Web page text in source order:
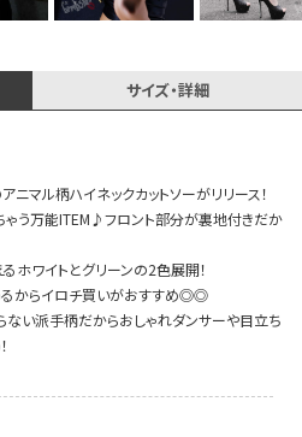
サイズ・詳細
マル柄ハイネックカットソーがリリース！
ゃう万能ITEM♪フロント部分が裏地付きだか
ホワイトとグリーンの2色展開！
るからイロチ買いがおすすめ◎◎
ない派手柄だからおしゃれダンサーや目立ち